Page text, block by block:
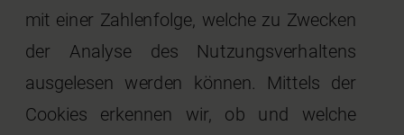
mit einer Zahlenfolge, welche zu Zwecken
der Analyse des Nutzungsverhaltens
ausgelesen werden können. Mittels der
Cookies erkennen wir, ob und welche